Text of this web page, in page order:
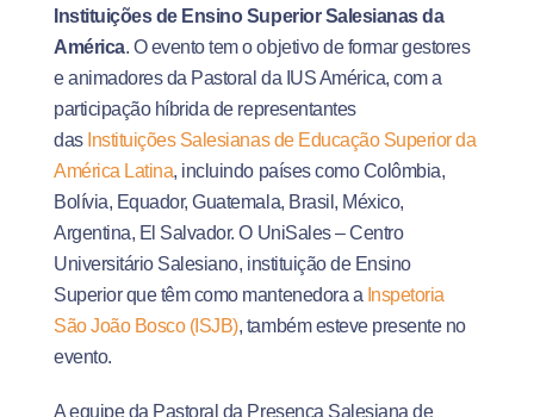
Instituições de Ensino Superior Salesianas da
América. O evento tem o objetivo de formar gestores
e animadores da Pastoral da IUS América, com a
participação híbrida de representantes
das Instituições Salesianas de Educação Superior da
América Latina, incluindo países como Colômbia,
Bolívia, Equador, Guatemala, Brasil, México,
Argentina, El Salvador. O UniSales – Centro
Universitário Salesiano, instituição de Ensino
Superior que têm como mantenedora a Inspetoria
São João Bosco (ISJB), também esteve presente no
evento.
A equipe da Pastoral da Presença Salesiana de